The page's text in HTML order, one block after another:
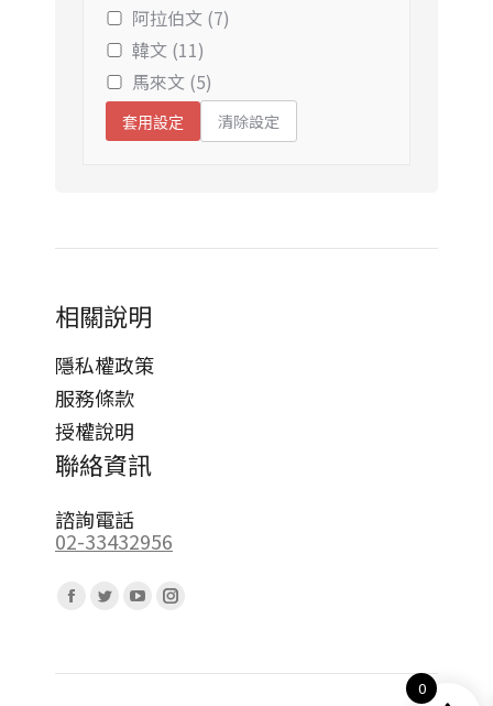
阿拉伯文 (7)
韓文 (11)
馬來文 (5)
套用設定 清除設定
相關說明
隱私權政策
服務條款
授權說明
聯絡資訊
諮詢電話
02-33432956
Facebook
opens
Twitter
opens
YouTube
opens
Instagram
opens
0